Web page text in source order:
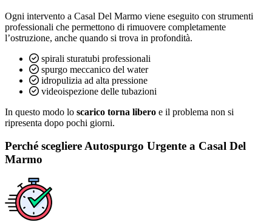
Ogni intervento a Casal Del Marmo viene eseguito con strumenti
professionali che permettono di rimuovere completamente
l’ostruzione, anche quando si trova in profondità.
spirali sturatubi professionali
spurgo meccanico del water
idropulizia ad alta pressione
videoispezione delle tubazioni
In questo modo lo scarico torna libero e il problema non si
ripresenta dopo pochi giorni.
Perché scegliere Autospurgo Urgente a Casal Del
Marmo